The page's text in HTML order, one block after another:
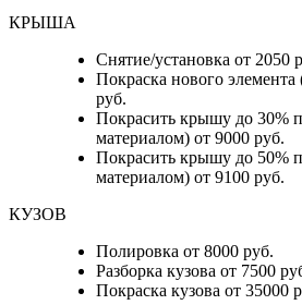
КРЫША
Снятие/установка от 2050
Покраска нового
руб.
Покрасить крышу до 30%
материалом) от 9000 руб.
Покрасить крышу до 50%
материалом) от 9100 руб.
КУЗОВ
Полировка от 8000 руб.
Разборка кузова от 7500
Покраска кузова от 35000